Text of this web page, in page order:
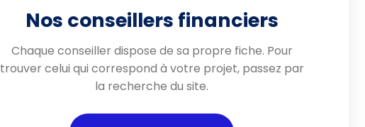
Nos conseillers financiers
Chaque conseiller dispose de sa propre fiche. Pour
trouver celui qui correspond à votre projet, passez par
la recherche du site.